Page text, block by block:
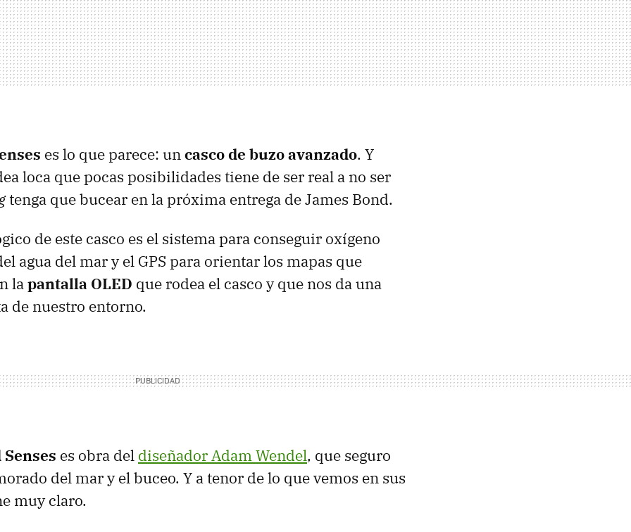
es lo que parece: uncasco de buzo avanzado. Y
loca que pocas posibilidades tiene de ser real a no ser
tenga que bucear en la próxima entrega de James Bond.
de este casco es el sistema para conseguir oxígeno
agua del mar y el GPS para orientar los mapas que
lapantalla OLED que rodea el casco y que nos da una
de nuestro entorno.
es obra del diseñador Adam Wendel, que seguro
del mar y el buceo. Y a tenor de lo que vemos en sus
muy claro.